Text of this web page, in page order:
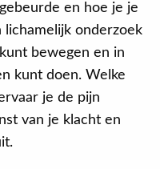
en hoe je je
onderzoek
bewegen en in
kunt doen. Welke
je de pijn
van je klacht en